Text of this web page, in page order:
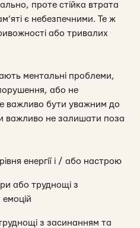
проте стійка втрата
є небезпечними. Те ж
або тривалих
ментальні проблеми,
або не
важливо бути уважним до
важливо не залишати поза
енергії і / або настрою
або труднощі з
з засинанням та